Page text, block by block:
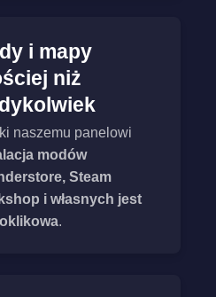
i mapy
niż
naszemu panelowi
modów
Steam
i własnych jest
.